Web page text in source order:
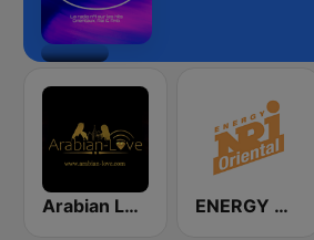
Arabian Love ENERGY Oriental